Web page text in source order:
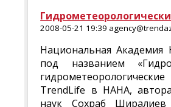
2008-05-21 19:39
Национальная Академия
под названием
TrendLife в НАНА,
наук Сохраб